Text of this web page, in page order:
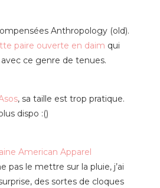
Anthropology (old).
paire ouverte en daim qui
ce genre de tenues.
, sa taille est trop pratique.
dispo :()
American Apparel
pas le mettre sur la pluie, j’ai
des sortes de cloques